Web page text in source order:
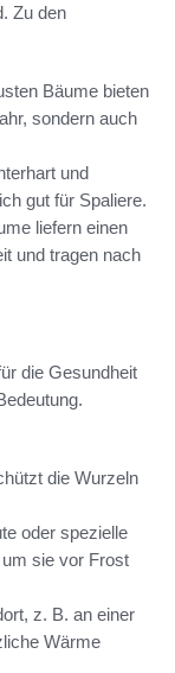
Zu den
Bäume bieten
sondern auch
und
gut für Spaliere.
liefern einen
und tragen nach
die Gesundheit
die Wurzeln
oder spezielle
sie vor Frost
z. B. an einer
Wärme